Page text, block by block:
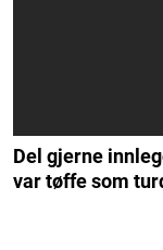
Del gjerne
var tøffe som